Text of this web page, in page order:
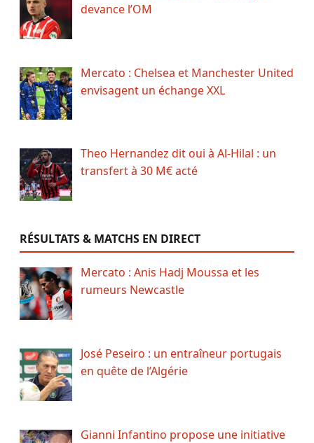
devance l’OM
Mercato : Chelsea et Manchester United
envisagent un échange XXL
Theo Hernandez dit oui à Al-Hilal : un
transfert à 30 M€ acté
RÉSULTATS & MATCHS EN DIRECT
Mercato : Anis Hadj Moussa et les
rumeurs Newcastle
José Peseiro : un entraîneur portugais
en quête de l’Algérie
Gianni Infantino propose une initiative